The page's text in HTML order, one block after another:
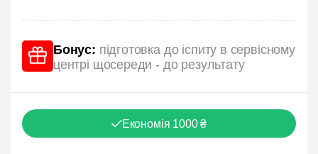
Бонус: підготовка до іспиту в сервісному
центрі щосереди - до результату
Економія 1000 ₴